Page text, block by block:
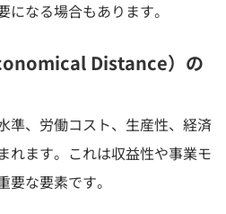
なる場合もあります。
Distance）の
準、労働コスト、生産性、経済
れます。これは収益性や事業モ
な要素です。